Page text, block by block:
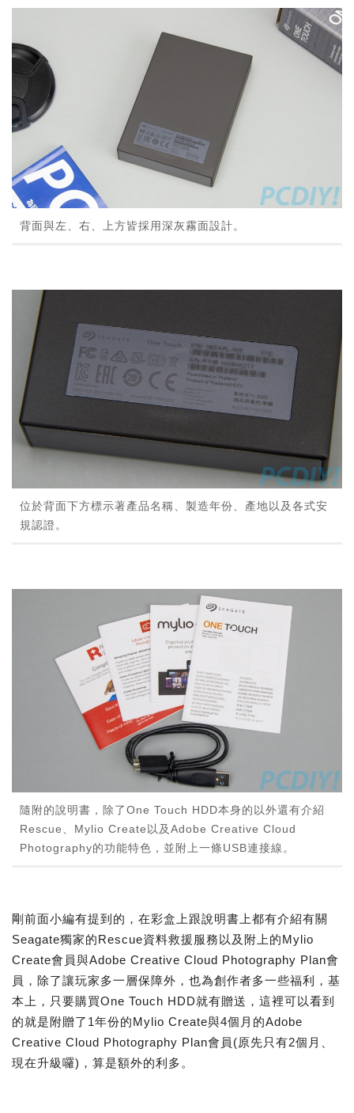
背面與左、右、上方皆採用深灰霧面設計。
位於背面下方標示著產品名稱、製造年份、產地以及各式安
規認證。
隨附的說明書，除了One Touch HDD本身的以外還有介紹
Rescue、Mylio Create以及Adobe Creative Cloud
Photography的功能特色，並附上一條USB連接線。
剛前面小編有提到的，在彩盒上跟說明書上都有介紹有關
Seagate獨家的Rescue資料救援服務以及附上的Mylio
Create會員與Adobe Creative Cloud Photography Plan會
員，除了讓玩家多一層保障外，也為創作者多一些福利，基
本上，只要購買One Touch HDD就有贈送，這裡可以看到
的就是附贈了1年份的Mylio Create與4個月的Adobe
Creative Cloud Photography Plan會員(原先只有2個月、
現在升級囉)，算是額外的利多。